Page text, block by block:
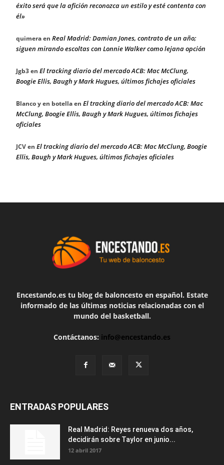
éxito será que la afición reconozca un estilo y esté contenta con
él»
quimeraen Real Madrid: Damian Jones, contrato de un año;
siguen mirando escoltas con Lonnie Walker como lejana opción
Jgb3en El tracking diario del mercado ACB: Mac McClung,
Boogie Ellis, Baugh y Mark Hugues, últimos fichajes oficiales
Blanco y en botellaen El tracking diario del mercado ACB: Mac
McClung, Boogie Ellis, Baugh y Mark Hugues, últimos fichajes
oficiales
JCVen El tracking diario del mercado ACB: Mac McClung, Boogie
Ellis, Baugh y Mark Hugues, últimos fichajes oficiales
Encestando.es tu blog de baloncesto en español. Estate
informado de las últimas noticias relacionadas con el
mundo del basketball.
Contáctanos: info@encestando.es
ENTRADAS POPULARES
Real Madrid: Reyes renueva dos años,
decidirán sobre Taylor en junio...
12 abril 2017